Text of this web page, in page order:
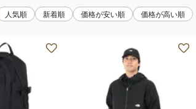
人気順 新着順 価格が安い順 価格が高い順